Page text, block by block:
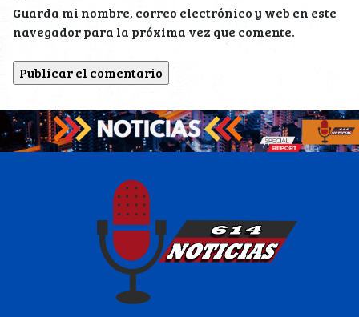
Guarda mi nombre, correo electrónico y web en este
navegador para la próxima vez que comente.